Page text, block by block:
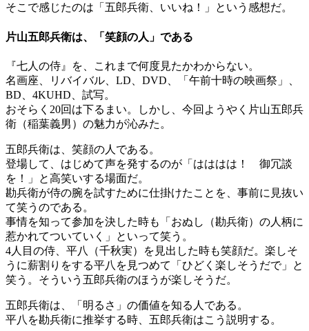
そこで感じたのは「五郎兵衛、いいね！」という感想だ。
片山五郎兵衛は、「笑顔の人」である
『七人の侍』を、これまで何度見たかわからない。
名画座、リバイバル、LD、DVD、「午前十時の映画祭」、
BD、4KUHD、試写。
おそらく20回は下るまい。しかし、今回ようやく片山五郎兵
衛（稲葉義男）の魅力が沁みた。
五郎兵衛は、笑顔の人である。
登場して、はじめて声を発するのが「はははは！ 御冗談
を！」と高笑いする場面だ。
勘兵衛が侍の腕を試すために仕掛けたことを、事前に見抜い
て笑うのである。
事情を知って参加を決した時も「おぬし（勘兵衛）の人柄に
惹かれてついていく」といって笑う。
4人目の侍、平八（千秋実）を見出した時も笑顔だ。楽しそ
うに薪割りをする平八を見つめて「ひどく楽しそうだで」と
笑う。そういう五郎兵衛のほうが楽しそうだ。
五郎兵衛は、「明るさ」の価値を知る人である。
平八を勘兵衛に推挙する時、五郎兵衛はこう説明する。